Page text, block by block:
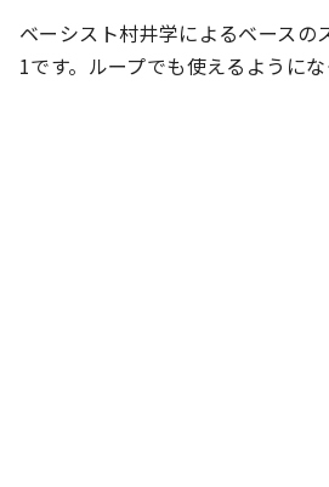
ベーシスト村井学によるベースの
1です。ループでも使えるようにな